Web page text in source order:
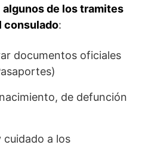
algunos de los tramites
consulado:
documentos oficiales
de defunción
a los